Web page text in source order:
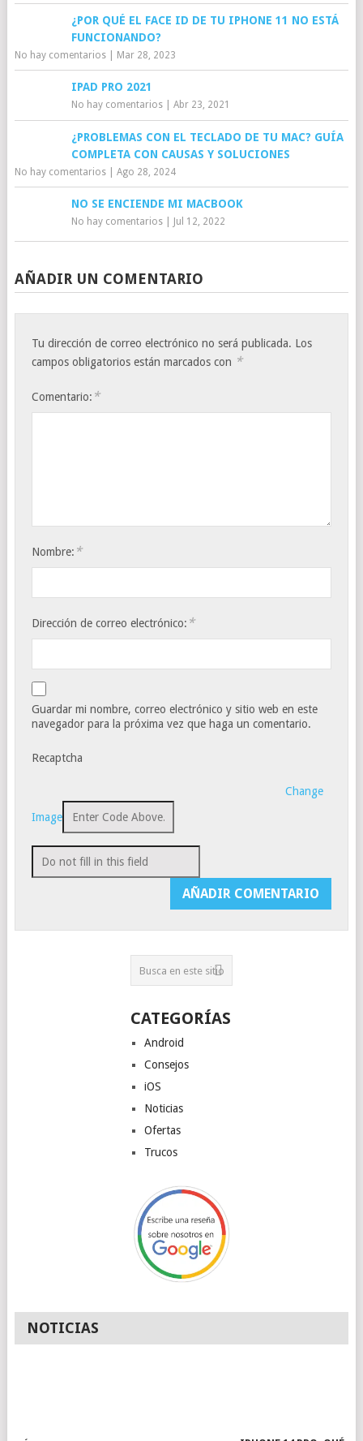
¿POR QUÉ EL FACE ID DE TU IPHONE 11 NO ESTÁ
FUNCIONANDO?
No hay comentarios| Mar 28, 2023
IPAD PRO 2021
No hay comentarios| Abr 23, 2021
¿PROBLEMAS CON EL TECLADO DE TU MAC? GUÍA
COMPLETA CON CAUSAS Y SOLUCIONES
No hay comentarios| Ago 28, 2024
NO SE ENCIENDE MI MACBOOK
No hay comentarios| Jul 12, 2022
AÑADIR UN COMENTARIO
Tu dirección de correo electrónico no será publicada. Los
campos obligatorios están marcados con *
Comentario: *
Nombre: *
Dirección de correo electrónico: *
Guardar mi nombre, correo electrónico y sitio web en este
navegador para la próxima vez que haga un comentario.
Recaptcha
Change
Image
CATEGORÍAS
Android
Consejos
iOS
Noticias
Ofertas
Trucos
NOTICIAS